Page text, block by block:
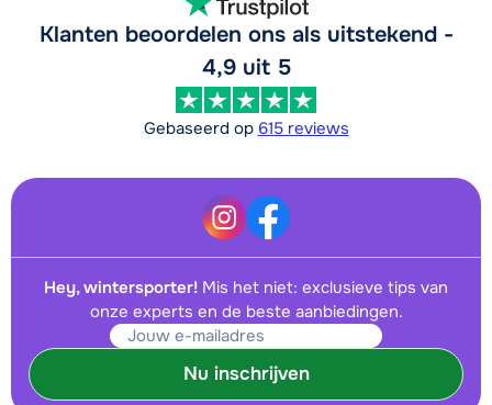
Klanten beoordelen ons als uitstekend -
4,9 uit 5
Gebaseerd op 615 reviews
Hey, wintersporter! Mis het niet: exclusieve tips van
onze experts en de beste aanbiedingen.
Nu inschrijven